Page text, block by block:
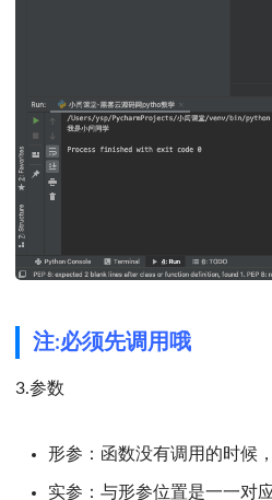
注:必须先调用哦
3.参数
形参：函数没有调用的时候
实参：与形参位置是一一对